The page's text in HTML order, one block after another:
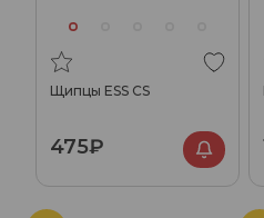
Щипцы ESS CS
475₽